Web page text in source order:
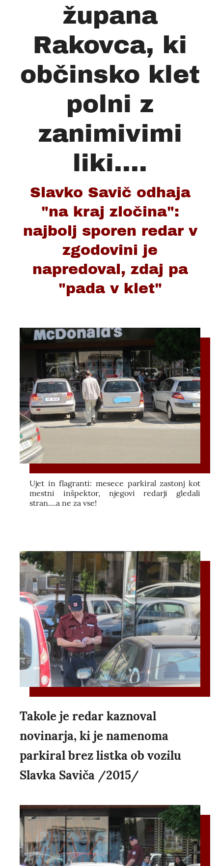
župana
Rakovca, ki
občinsko klet
polni z
zanimivimi
liki....
Slavko Savič odhaja
"na kraj zločina":
najbolj sporen redar v
zgodovini je
napredoval, zdaj pa
"pada v klet"
Ujet in flagranti: mesece parkiral zastonj kot
mestni inšpektor, njegovi redarji gledali
stran....a ne za vse!
Takole je redar kaznoval
novinarja, ki je namenoma
parkiral brez listka ob vozilu
Slavka Saviča /2015/